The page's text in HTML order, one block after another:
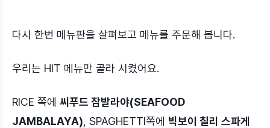
다시 한번 메뉴판을 살펴보고 메뉴를 주문해 봅니다.
우리는 HIT 메뉴만 골라 시켰어요.
RICE 쪽에 씨푸드 잠발라야(SEAFOOD
JAMBALAYA) , SPAGHETTI쪽에 빅보이 칠리 스파게